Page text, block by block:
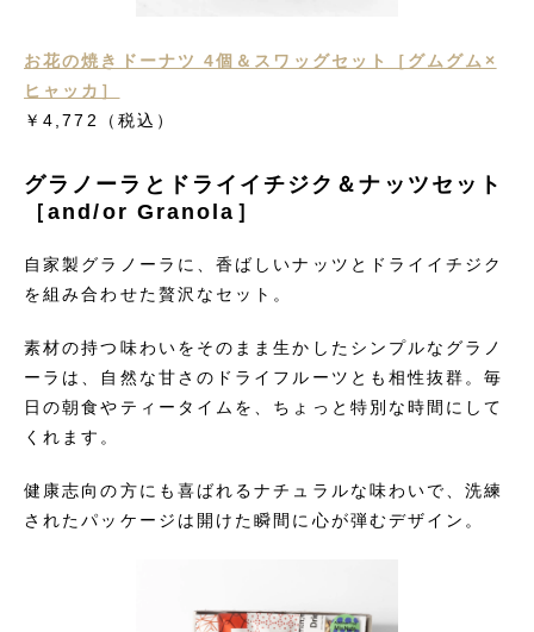
お花の焼きドーナツ 4個＆スワッグセット［グムグム×
ヒャッカ］
￥4,772
（税込）
グラノーラとドライイチジク＆ナッツセット
［and/or Granola］
自家製グラノーラに、香ばしいナッツとドライイチジク
を組み合わせた贅沢なセット。
素材の持つ味わいをそのまま生かしたシンプルなグラノ
ーラは、自然な甘さのドライフルーツとも相性抜群。毎
日の朝食やティータイムを、ちょっと特別な時間にして
くれます。
健康志向の方にも喜ばれるナチュラルな味わいで、洗練
されたパッケージは開けた瞬間に心が弾むデザイン。